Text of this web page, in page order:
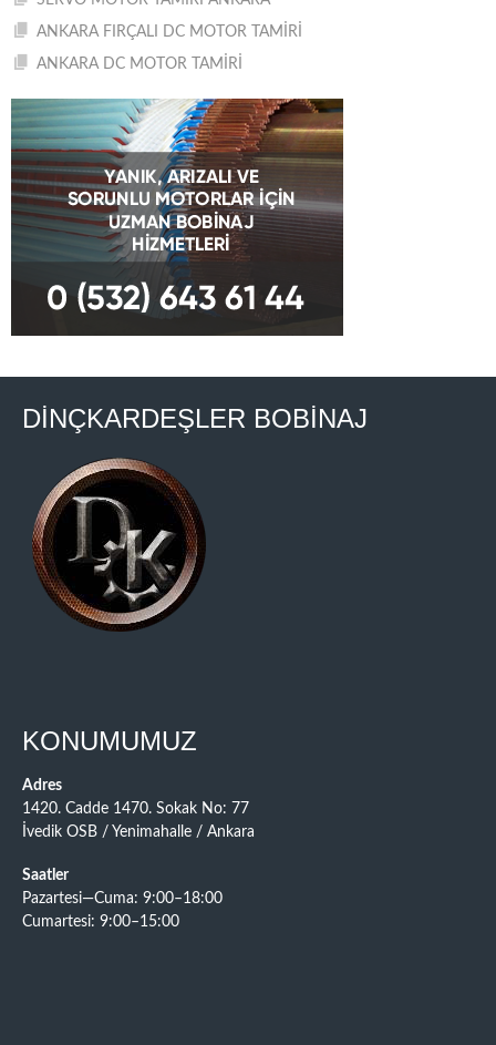
ANKARA FIRÇALI DC MOTOR TAMİRİ
ANKARA DC MOTOR TAMİRİ
DİNÇKARDEŞLER BOBİNAJ
KONUMUMUZ
Adres
1420. Cadde 1470. Sokak No: 77
İvedik OSB / Yenimahalle / Ankara
Saatler
Pazartesi—Cuma: 9:00–18:00
Cumartesi: 9:00–15:00